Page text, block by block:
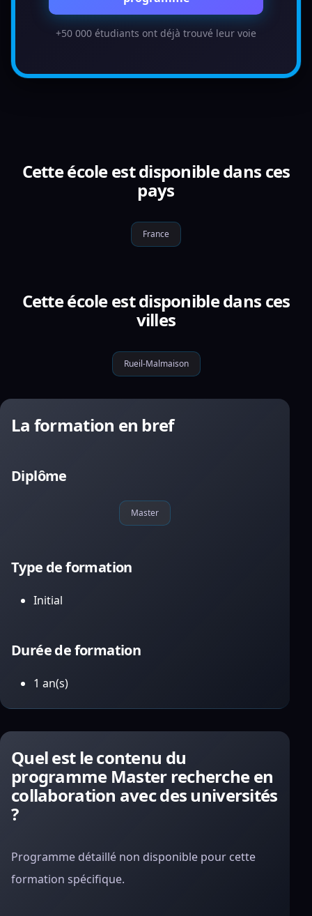
+50 000 étudiants ont déjà trouvé leur voie
Cette école est disponible dans ces
pays
France
Cette école est disponible dans ces
villes
Rueil-Malmaison
La formation en bref
Diplôme
Master
Type de formation
Initial
Durée de formation
1 an(s)
Quel est le contenu du
programme Master recherche en
collaboration avec des universités
?
Programme détaillé non disponible pour cette
formation spécifique.